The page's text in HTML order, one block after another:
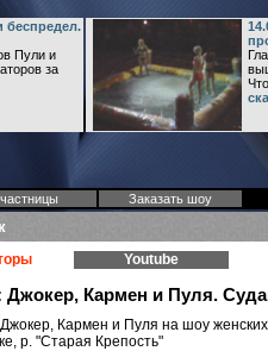
беспредел.
Пули и
за
Что
Заказать шоу
Youtube
Джокер, Кармен и Пуля.
Кармен и Пуля на шоу
р. "Старая Крепость"